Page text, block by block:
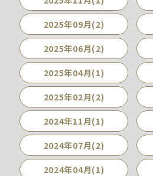
2025年09月(2)
2025年06月(2)
2025年04月(1)
2025年02月(2)
2024年11月(1)
2024年07月(2)
2024年04月(1)